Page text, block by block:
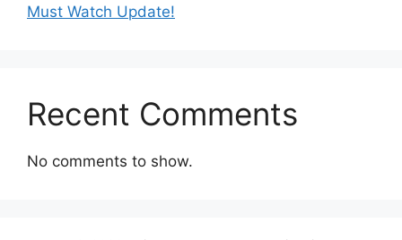
Must Watch Update!
Recent Comments
No comments to show.